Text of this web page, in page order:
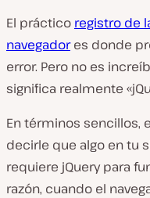
El práctico registro de
navegadores donde
error. Pero no es
significa realmente
En términos sencillos,
decirle que algo en tu
requiere jQuery para
razón, cuando el